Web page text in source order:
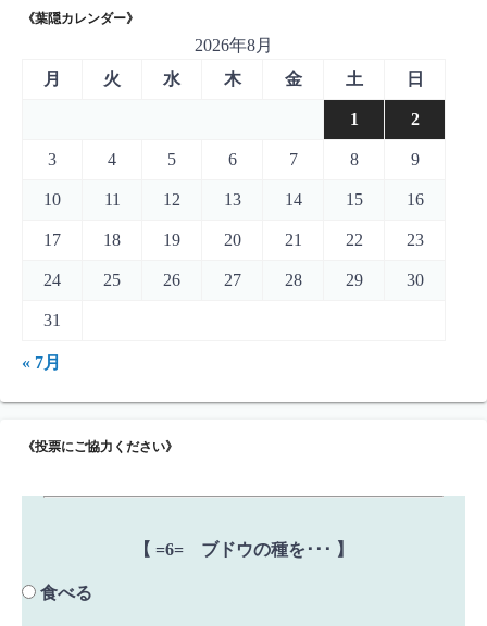
《葉隠カレンダー》
2026年8月
月
火 水 木 金 土 日
1 2
3 4 5 6 7 8 9
10 11 12 13 14 15 16
17 18 19 20 21 22 23
24 25 26 27 28 29 30
31
« 7月
《投票にご協力ください》
【 =6= ブドウの種を･･･ 】
食べる